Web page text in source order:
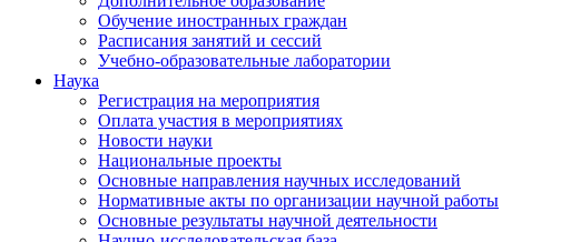
Обучение иностранных граждан
Расписания занятий и сессий
Учебно-образовательные лаборатории
Наука
Регистрация на мероприятия
Оплата участия в мероприятиях
Новости науки
Национальные проекты
Основные направления научных исследований
Нормативные акты по организации научной работы
Основные результаты научной деятельности